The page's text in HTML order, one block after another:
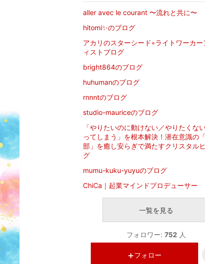
aller avec le courant 〜流れと共に〜
hitomi✨のブログ
アカリのスターシード◦ライトワーカー
ィストブログ
bright864のブログ
huhumanのブログ
rnnntのブログ
studio-mauriceのブログ
「やりたいのに動けない／やりたくな
ってしまう」を根本解決！潜在意識の
部」を癒し安らぎで満たすクリスタル
グ
mumu-kuku-yuyuのブログ
ChiCa｜起業マインドプロデューサー
一覧を見る
フォロワー: 752 人
フォロー